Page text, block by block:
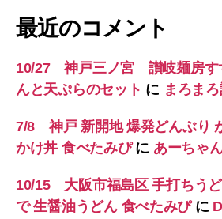
最近のコメント
10/27 神戸三ノ宮 讃岐麺房
んと天ぷらのセット に まろま
7/8 神戸 新開地 爆発どんぶり
かけ丼 食べたみぴに あーちゃ
10/15 大阪市福島区 手打ちう
で 生醤油うどん 食べたみぴに